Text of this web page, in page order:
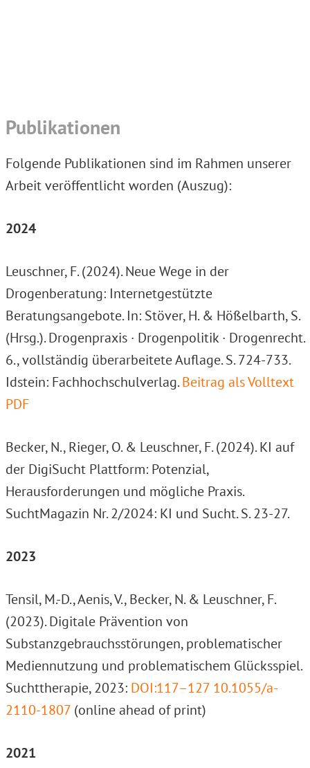
Publikationen
Folgende Publikationen sind im Rahmen unserer
Arbeit veröffentlicht worden (Auszug):
2024
Leuschner, F. (2024). Neue Wege in der
Drogenberatung: Internetgestützte
Beratungsangebote. In: Stöver, H. & Hößelbarth, S.
(Hrsg.). Drogenpraxis · Drogenpolitik · Drogenrecht.
6., vollständig überarbeitete Auflage. S. 724-733.
Idstein: Fachhochschulverlag.Beitrag als Volltext
PDF
Becker, N., Rieger, O. & Leuschner, F. (2024). KI auf
der DigiSucht Plattform: Potenzial,
Herausforderungen und mögliche Praxis.
SuchtMagazin Nr. 2/2024: KI und Sucht. S. 23-27.
2023
Tensil, M.-D., Aenis, V., Becker, N. & Leuschner, F.
(2023). Digitale Prävention von
Substanzgebrauchsstörungen, problematischer
Mediennutzung und problematischem Glücksspiel.
Suchttherapie, 2023: DOI:117–127 10.1055/a-
2110-1807 (online ahead of print)
2021